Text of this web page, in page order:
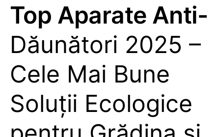
Top Aparate Anti-
Dăunători 2025 –
Cele Mai Bune
Soluții Ecologice